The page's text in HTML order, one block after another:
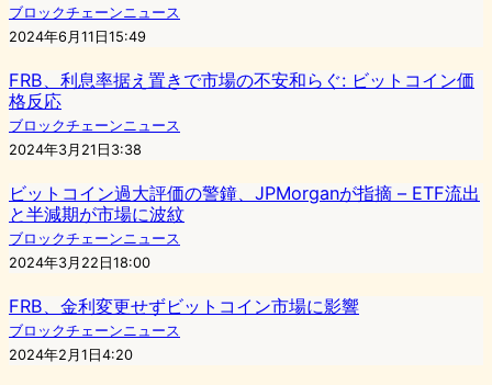
ブロックチェーンニュース
2024年6月11日15:49
FRB、利息率据え置きで市場の不安和らぐ: ビットコイン価
格反応
ブロックチェーンニュース
2024年3月21日3:38
ビットコイン過大評価の警鐘、JPMorganが指摘 – ETF流出
と半減期が市場に波紋
ブロックチェーンニュース
2024年3月22日18:00
FRB、金利変更せずビットコイン市場に影響
ブロックチェーンニュース
2024年2月1日4:20